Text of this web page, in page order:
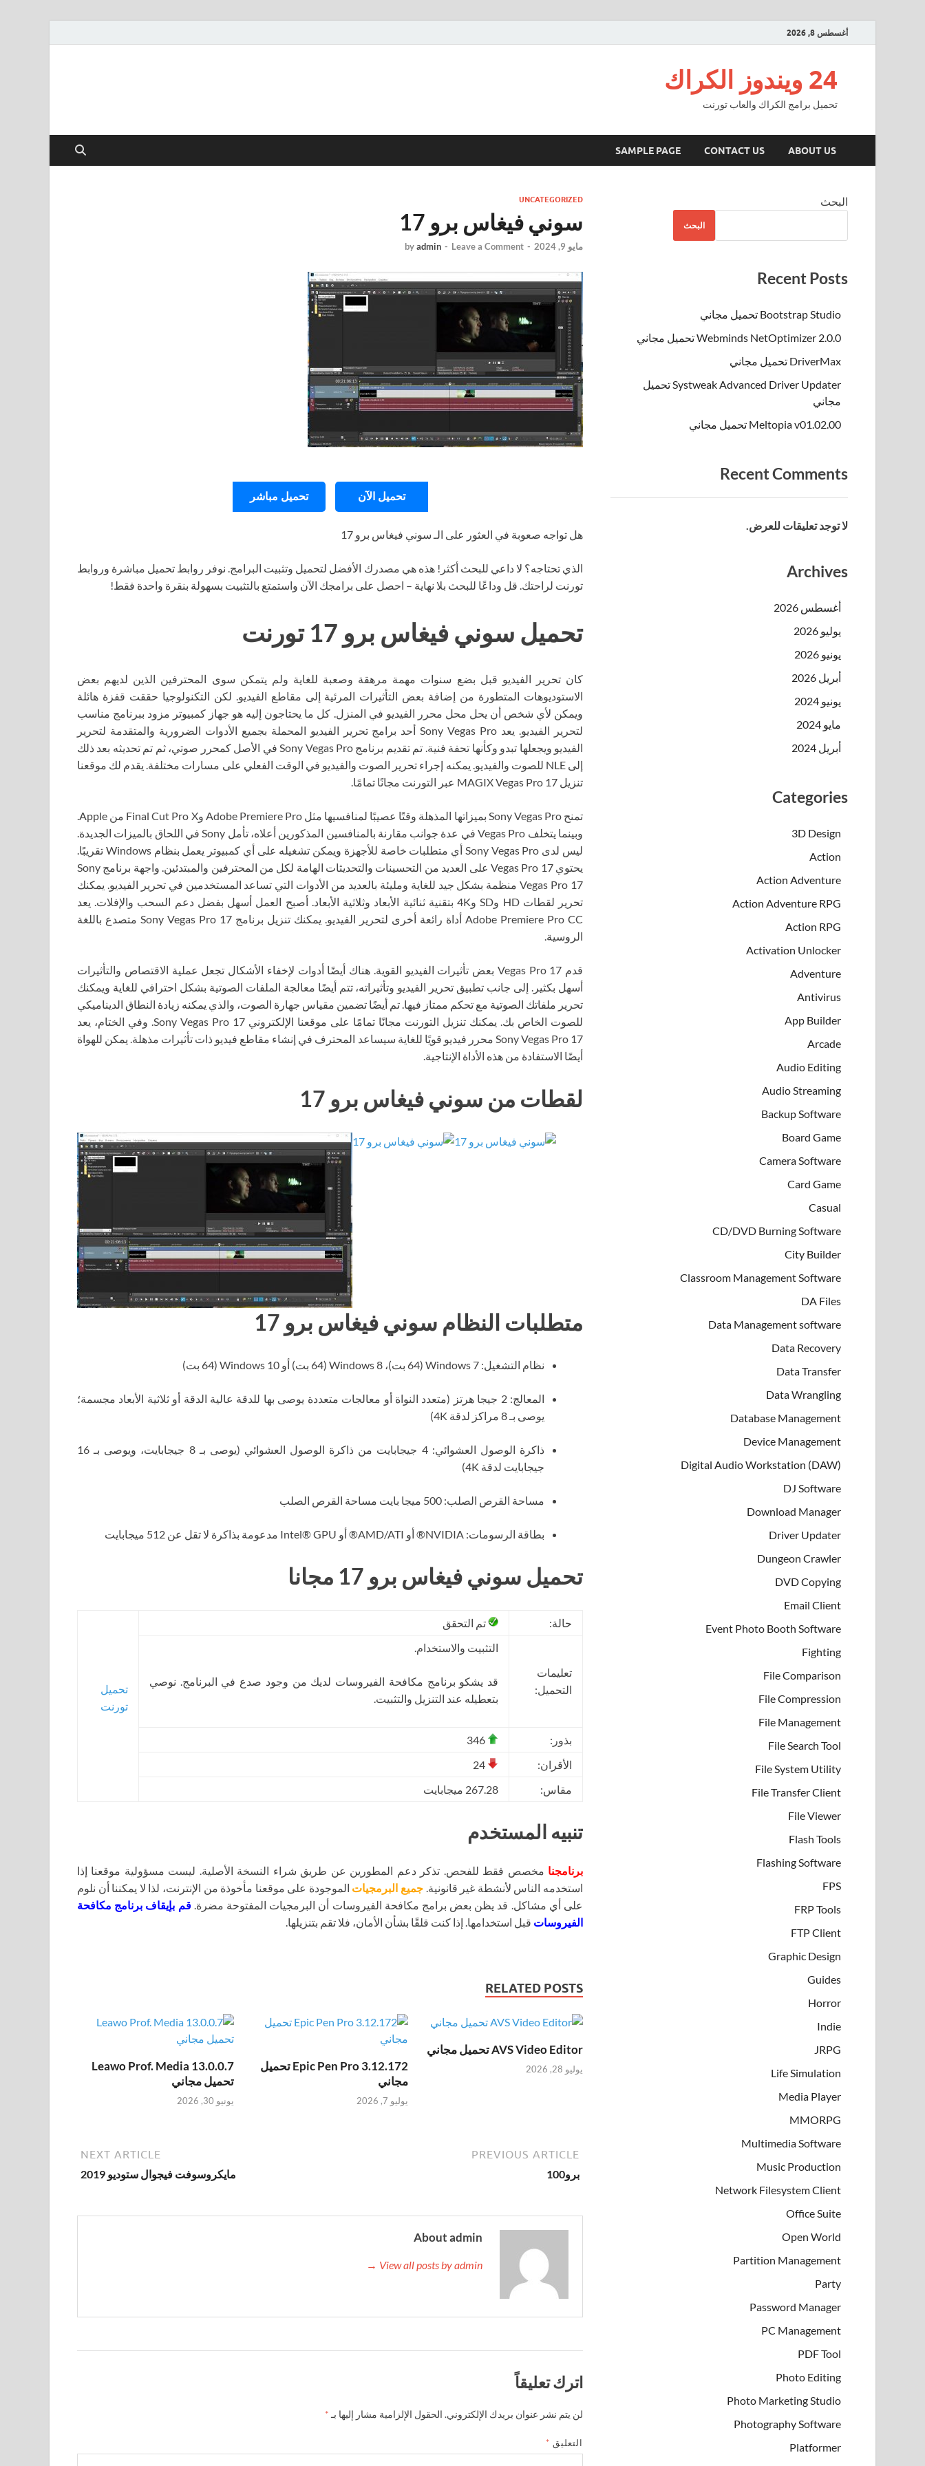
أغسطس 8, 2026
24 ويندوز الكراك
تحميل برامج الكراك والعاب تورنت
ABOUT US
CONTACT US
SAMPLE PAGE
UNCATEGORIZED
سوني فيغاس برو 17
مايو 9, 2024 -
byadmin - Leave a Comment
تحميل الآن تحميل مباشر
هل تواجه صعوبة في العثور على الـ سوني فيغاس برو 17
الذي تحتاجه؟ لا داعي للبحث أكثر! هذه هي مصدرك الأفضل لتحميل وتثبيت البرامج. نوفر روابط تحميل مباشرة وروابط
تورنت لراحتك. قل وداعًا للبحث بلا نهاية – احصل على برامجك الآن واستمتع بالتثبيت بسهولة بنقرة واحدة فقط!
تحميل سوني فيغاس برو 17 تورنت
كان تحرير الفيديو قبل بضع سنوات مهمة مرهقة وصعبة للغاية ولم يتمكن سوى المحترفين الذين لديهم بعض
الاستوديوهات المتطورة من إضافة بعض التأثيرات المرئية إلى مقاطع الفيديو. لكن التكنولوجيا حققت قفزة هائلة
ويمكن لأي شخص أن يحل محل محرر الفيديو في المنزل. كل ما يحتاجون إليه هو جهاز كمبيوتر مزود ببرنامج مناسب
لتحرير الفيديو. يعد Sony Vegas Pro أحد برامج تحرير الفيديو المحملة بجميع الأدوات الضرورية والمتقدمة لتحرير
الفيديو ويجعلها تبدو وكأنها تحفة فنية. تم تقديم برنامج Sony Vegas Pro في الأصل كمحرر صوتي، ثم تم تحديثه بعد ذلك
إلى NLE للصوت والفيديو. يمكنه إجراء تحرير الصوت والفيديو في الوقت الفعلي على مسارات مختلفة. يقدم لك موقعنا
تنزيل MAGIX Vegas Pro 17 عبر التورنت مجانًا تمامًا.
تمنح Sony Vegas Pro بميزاتها المذهلة وقتًا عصيبًا لمنافسيها مثل Adobe Premiere Pro وFinal Cut Pro X من Apple.
وبينما يتخلف Vegas Pro في عدة جوانب مقارنة بالمنافسين المذكورين أعلاه، تأمل Sony في اللحاق بالميزات الجديدة.
ليس لدى Sony Vegas Pro أي متطلبات خاصة للأجهزة ويمكن تشغيله على أي كمبيوتر يعمل بنظام Windows تقريبًا.
يحتوي Vegas Pro 17 على العديد من التحسينات والتحديثات الهامة لكل من المحترفين والمبتدئين. واجهة برنامج Sony
Vegas Pro 17 منظمة بشكل جيد للغاية ومليئة بالعديد من الأدوات التي تساعد المستخدمين في تحرير الفيديو. يمكنك
تحرير لقطات HD وSD و4K بتقنية ثنائية الأبعاد وثلاثية الأبعاد. أصبح العمل أسهل بفضل دعم السحب والإفلات. يعد
Adobe Premiere Pro CC أداة رائعة أخرى لتحرير الفيديو. يمكنك تنزيل برنامج Sony Vegas Pro 17 متصدع باللغة
الروسية.
قدم Vegas Pro 17 بعض تأثيرات الفيديو القوية. هناك أيضًا أدوات لإخفاء الأشكال تجعل عملية الاقتصاص والتأثيرات
أسهل بكثير. إلى جانب تطبيق تحرير الفيديو وتأثيراته، تتم أيضًا معالجة الملفات الصوتية بشكل احترافي للغاية ويمكنك
تحرير ملفاتك الصوتية مع تحكم ممتاز فيها. تم أيضًا تضمين مقياس جهارة الصوت، والذي يمكنه زيادة النطاق الديناميكي
للصوت الخاص بك. يمكنك تنزيل التورنت مجانًا تمامًا على موقعنا الإلكتروني Sony Vegas Pro 17. وفي الختام، يعد
Sony Vegas Pro 17 محرر فيديو قويًا للغاية سيساعد المحترف في إنشاء مقاطع فيديو ذات تأثيرات مذهلة. يمكن للهواة
أيضًا الاستفادة من هذه الأداة الإنتاجية.
لقطات من سوني فيغاس برو 17
متطلبات النظام سوني فيغاس برو 17
نظام التشغيل: Windows 7 (64 بت)، Windows 8 (64 بت) أو Windows 10 (64 بت)
المعالج: 2 جيجا هرتز (متعدد النواة أو معالجات متعددة يوصى بها للدقة عالية الدقة أو ثلاثية الأبعاد مجسمة؛
يوصى بـ 8 مراكز لدقة 4K)
ذاكرة الوصول العشوائي: 4 جيجابايت من ذاكرة الوصول العشوائي (يوصى بـ 8 جيجابايت، ويوصى بـ 16
جيجابايت لدقة 4K)
مساحة القرص الصلب: 500 ميجا بايت مساحة القرص الصلب
بطاقة الرسومات: NVIDIA® أو AMD/ATI® أو Intel® GPU مدعومة بذاكرة لا تقل عن 512 ميجابايت
تحميل سوني فيغاس برو 17 مجانا
حالة: تم التحقق
تحميل
تورنت
تعليمات
التحميل:
التثبيت والاستخدام.
قد يشكو برنامج مكافحة الفيروسات لديك من وجود صدع في البرنامج. نوصي
بتعطيله عند التنزيل والتثبيت.
بذور:
الأقران:
مقاس:
267.28 ميجابايت
تنبيه المستخدم
برنامجنا مخصص فقط للفحص. تذكر دعم المطورين عن طريق شراء النسخة الأصلية. ليست مسؤولية موقعنا إذا
استخدمه الناس لأنشطة غير قانونية. جميع البرمجيات الموجودة على موقعنا مأخوذة من الإنترنت، لذا لا يمكننا أن نلوم
على أي مشاكل. قد يظن بعض برامج مكافحة الفيروسات أن البرمجيات المفتوحة مضرة.قم بإيقاف برنامج مكافحة
الفيروسات قبل استخدامها. إذا كنت قلقًا بشأن الأمان، فلا تقم بتنزيلها.
RELATED POSTS
AVS Video Editor تحميل مجاني
يوليو 28, 2026
Epic Pen Pro 3.12.172 تحميل
مجاني
يوليو 7, 2026
Leawo Prof. Media 13.0.0.7
تحميل مجاني
يونيو 30, 2026
PREVIOUS ARTICLE
برو100
NEXT ARTICLE
مايكروسوفت فيجوال ستوديو 2019
About admin
View all posts by admin →
اترك تعليقاً
لن يتم نشر عنوان بريدك الإلكتروني. الحقول الإلزامية مشار إليها بـ *
التعليق *
البحث
البحث
Recent Posts
Bootstrap Studio تحميل مجاني
Webminds NetOptimizer 2.0.0 تحميل مجاني
DriverMax تحميل مجاني
Systweak Advanced Driver Updater تحميل
مجاني
Meltopia v01.02.00 تحميل مجاني
Recent Comments
لا توجد تعليقات للعرض.
Archives
أغسطس 2026
يوليو 2026
يونيو 2026
أبريل 2026
يونيو 2024
مايو 2024
أبريل 2024
Categories
3D Design
Action
Action Adventure
Action Adventure RPG
Action RPG
Activation Unlocker
Adventure
Antivirus
App Builder
Arcade
Audio Editing
Audio Streaming
Backup Software
Board Game
Camera Software
Card Game
Casual
CD/DVD Burning Software
City Builder
Classroom Management Software
DA Files
Data Management software
Data Recovery
Data Transfer
Data Wrangling
Database Management
Device Management
Digital Audio Workstation (DAW)
DJ Software
Download Manager
Driver Updater
Dungeon Crawler
DVD Copying
Email Client
Event Photo Booth Software
Fighting
File Comparison
File Compression
File Management
File Search Tool
File System Utility
File Transfer Client
File Viewer
Flash Tools
Flashing Software
FPS
FRP Tools
FTP Client
Graphic Design
Guides
Horror
Indie
JRPG
Life Simulation
Media Player
MMORPG
Multimedia Software
Music Production
Network Filesystem Client
Office Suite
Open World
Partition Management
Party
Password Manager
PC Management
PDF Tool
Photo Editing
Photo Marketing Studio
Photography Software
Platformer